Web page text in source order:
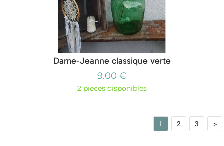
Dame-Jeanne classique verte
9.00 €
2 pièces disponibles
1 2 3 >